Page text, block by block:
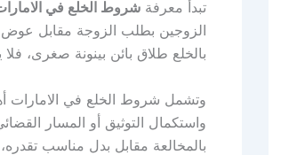
تبدأ معرفة شروط الخلع في
الزوجين بطلب الزوجة مقابل عوض
بالخلع طلاق بائن بينونة صغرى، فلا
وتشمل شروط الخلع في الامارات
واستكمال التوثيق أو المسار
بالمخالعة مقابل بدل مناسب